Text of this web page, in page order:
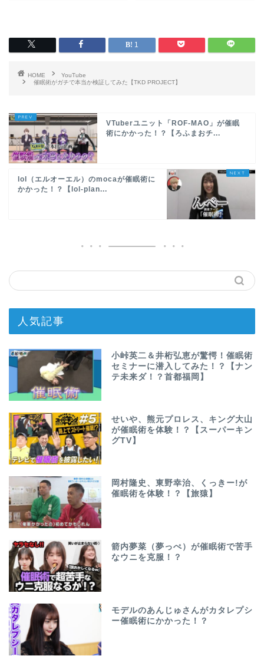
1
HOME
YouTube
催眠術がガチで本当か検証してみた【TKD PROJECT】
VTuberユニット「ROF-MAO」が催眠
術にかかった！？【ろふまおチ...
lol（エルオーエル）のmocaが催眠術に
かかった！？【lol-plan...
人気記事
小峠英二＆井桁弘恵が驚愕！催眠術
セミナーに潜入してみた！？【ナン
テ未来ダ！？首都福岡】
せいや、熊元プロレス、キング大山
が催眠術を体験！？【スーパーキン
グTV】
岡村隆史、東野幸治、くっきー!が
催眠術を体験！？【旅猿】
箭内夢菜（夢っぺ）が催眠術で苦手
なウニを克服！？
モデルのあんじゅさんがカタレプシ
ー催眠術にかかった！？